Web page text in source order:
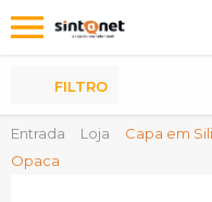
Entrada Loja
Capa em
Opaca
FILTRO